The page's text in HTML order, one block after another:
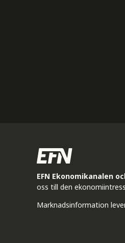
EFN Ekonomikanalen
oss till den
Marknadsinformation